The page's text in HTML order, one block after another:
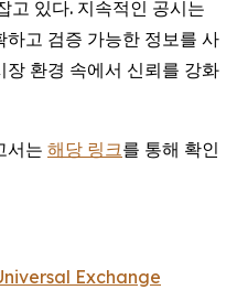
고 있다. 지속적인 공시는
고 검증 가능한 정보를 사
환경 속에서 신뢰를 강화
서는 해당 링크를 통해 확인
Exchange